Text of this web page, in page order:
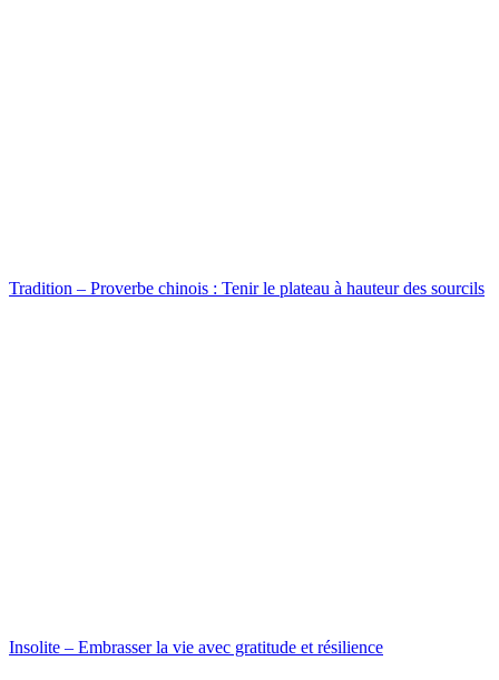
Tradition – Proverbe chinois : Tenir le plateau à hauteur des sourcils
Insolite – Embrasser la vie avec gratitude et résilience